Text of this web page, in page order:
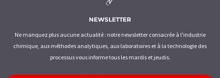
NEWSLETTER
Ne manquez plus aucune actualité : notre newsletter consacrée à l'industrie
chimique, aux méthodes analytiques, aux laboratoires et à la technologie des
processus vous informe tous les mardis et jeudis.